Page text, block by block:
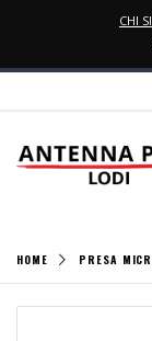
CHI
HOME PRESA